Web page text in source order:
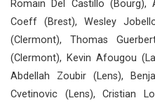
Romain Del Castillo (Bourg),
Coeff (Brest), Wesley
(Clermont), Thomas
(Clermont), Kevin Afougou
Abdellah Zoubir (Lens),
Cvetinovic (Lens), Cristian